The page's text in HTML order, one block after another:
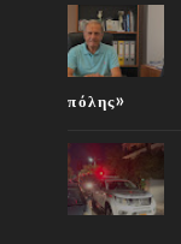
πόλης»